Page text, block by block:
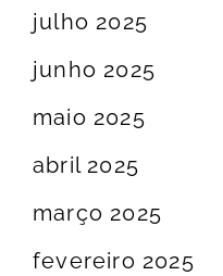
julho 2025
junho 2025
maio 2025
abril 2025
março 2025
fevereiro 2025